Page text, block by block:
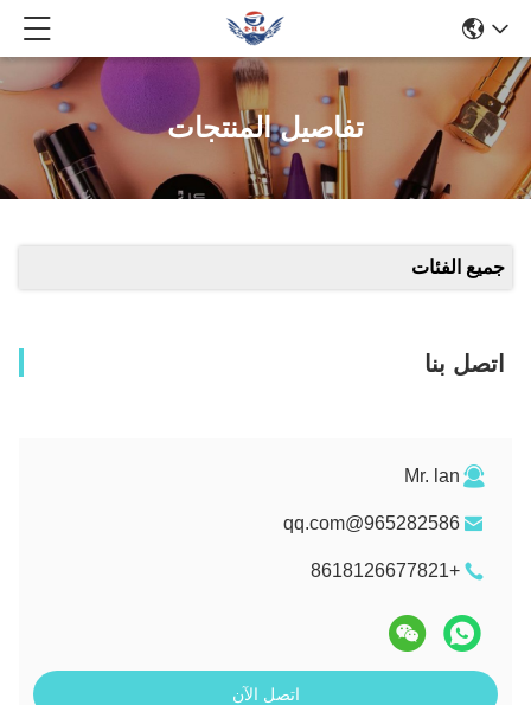
تفاصيل المنتجات
جميع الفئات
اتصل بنا
Mr. lan
965282586@qq.com
+8618126677821
اتصل الآن